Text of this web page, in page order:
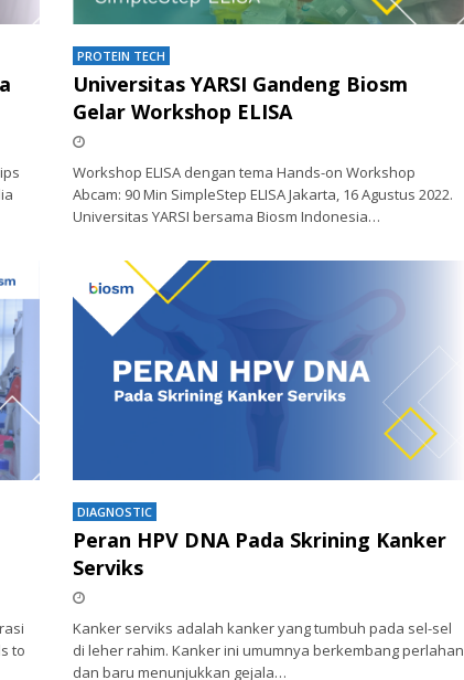
PROTEIN TECH
Universitas YARSI Gandeng Biosm
Gelar Workshop ELISA
Workshop ELISA dengan tema Hands-on Workshop
Abcam: 90 Min SimpleStep ELISA Jakarta, 16 Agustus 2022.
Universitas YARSI bersama Biosm Indonesia…
to
DIAGNOSTIC
Peran HPV DNA Pada Skrining Kanker
Serviks
Kanker serviks adalah kanker yang tumbuh pada sel-sel
di leher rahim. Kanker ini umumnya berkembang perlahan
dan baru menunjukkan gejala…